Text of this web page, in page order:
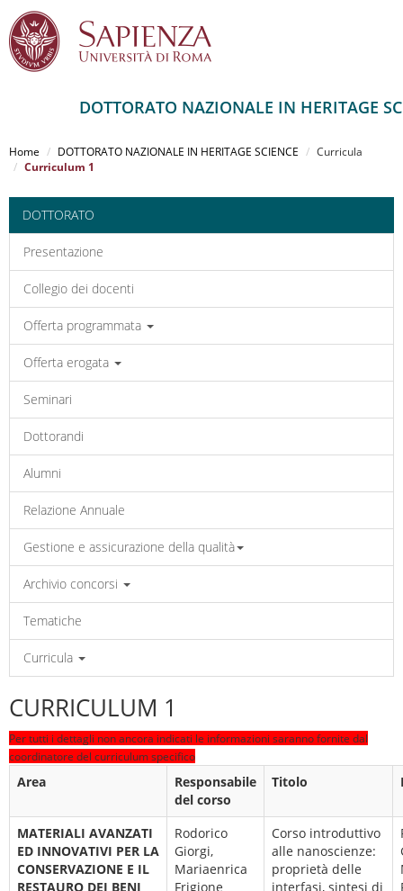
al
contenuto
DOTTORATO NAZIONALE IN HERITAGE
Home DOTTORATO NAZIONALE IN HERITAGE SCIENCE
Curricula
Curriculum 1
DOTTORATO
Presentazione
Collegio dei docenti
Offerta programmata
Offerta erogata
Seminari
Dottorandi
Alumni
Relazione Annuale
Gestione e assicurazione della qualità
Archivio concorsi
Tematiche
Curricula
CURRICULUM 1
Per tutti i dettagli non ancora indicati le informazioni saranno fornite dal
coordinatore del curriculum specifico
Area
Responsabile
del corso
Titolo
MATERIALI AVANZATI
ED INNOVATIVI PER LA
CONSERVAZIONE E IL
RESTAURO DEI BENI
Rodorico
Giorgi,
Mariaenrica
Frigione
Corso introduttivo
alle nanoscienze:
proprietà delle
interfasi, sintesi di